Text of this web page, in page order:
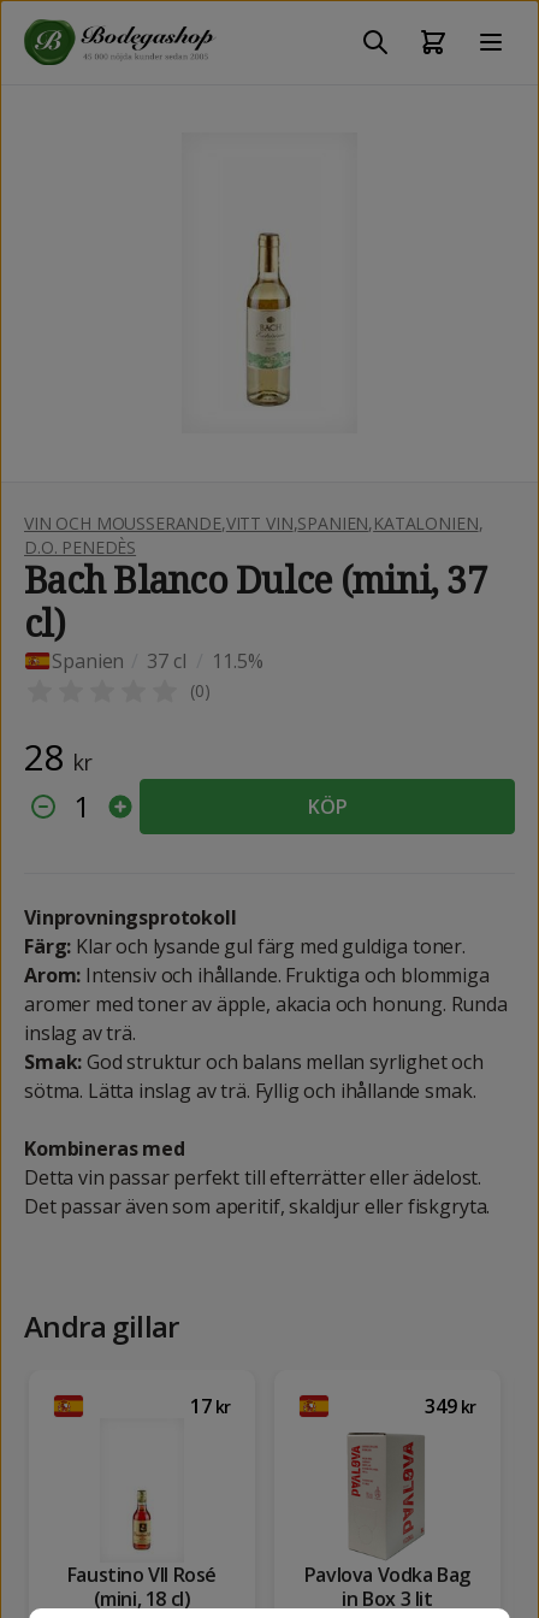
VIN OCH MOUSSERANDE,VITT VIN,SPANIEN,KATALONIEN,
D.O. PENEDÈS
Bach Blanco Dulce (mini, 37
cl)
Spanien 37 cl 11.5%
(0)
28 kr
1 KÖP
Vinprovningsprotokoll
Färg: Klar och lysande gul färg med guldiga toner.
Arom: Intensiv och ihållande. Fruktiga och blommiga
aromer med toner av äpple, akacia och honung. Runda
inslag av trä.
Smak:God struktur och balans mellan syrlighet och
sötma. Lätta inslag av trä. Fyllig och ihållande smak.
Kombineras med
Detta vin passar perfekt till efterrätter eller ädelost.
Det passar även som aperitif, skaldjur eller fiskgryta.
Andra gillar
17 kr
Faustino VII Rosé
(mini, 18 cl)
349 kr
Pavlova Vodka Bag
in Box 3 lit